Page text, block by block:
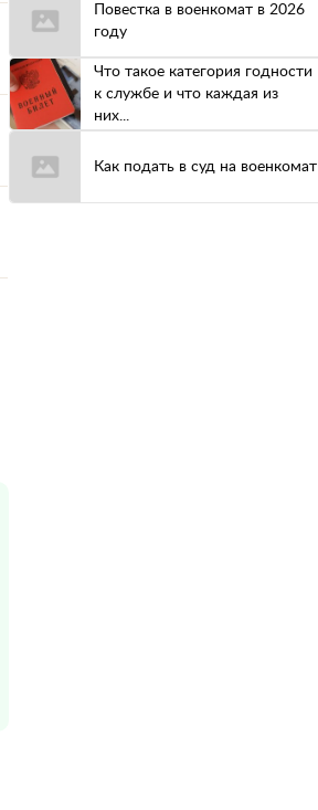
Повестка в военкомат в 2026
году
Что такое категория годности
к службе и что каждая из
них...
Как подать в суд на военкомат